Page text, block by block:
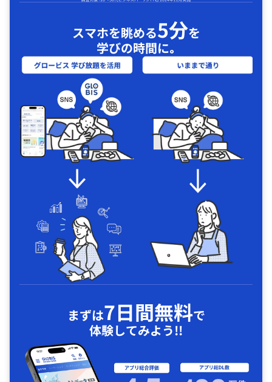
スマホを眺める5分を
学びの時間に｡
まずは7日間無料で
体験してみよう!!